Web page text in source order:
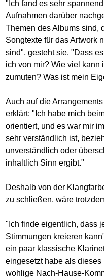
"Ich fand es sehr
Aufnahmen darüber
Themen des Albums sind,
Songtexte für das Artwork
sind", gesteht sie. "Dass
ich von mir? Wie viel kann
zumuten? Was ist mein
Auch auf die
erklärt: "Ich habe mich
orientiert, und es war mir
sehr verständlich ist,
unverständlich oder
inhaltlich Sinn ergibt."
Deshalb von der
zu schließen, wäre
"Ich finde eigentlich, dass
Stimmungen kreieren
ein paar klassische
eingesetzt habe als
wohlige Nach-Hause-